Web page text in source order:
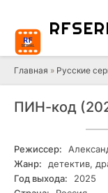
RF
Главная » Русские
ПИН-код
Режиссер:
Жанр:
детектив,
Год выхода:
2025